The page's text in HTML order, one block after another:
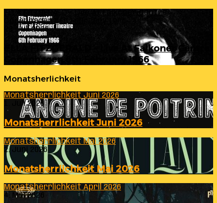
ELLA FITZGERALD – Live At Falkoner Centre
Copenhagen 6th February 1966
23. Juli 2026
ELLA FITZGERALD – Live At Falkoner Centre
Copenhagen 6th February 1966
Monatsherlichkeit
Monatsherrlichkeit Juni 2026
1. Juli 2026
Monatsherrlichkeit Juni 2026
Monatsherrlichkeit Mai 2026
2. Juni 2026
Monatsherrlichkeit Mai 2026
Monatsherrlichkeit April 2026
4. Mai 2026